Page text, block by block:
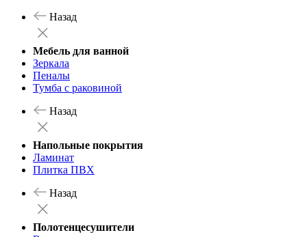
Назад
Мебель для ванной
Зеркала
Пеналы
Тумба с раковиной
Назад
Напольные покрытия
Ламинат
Плитка ПВХ
Назад
Полотенцесушители